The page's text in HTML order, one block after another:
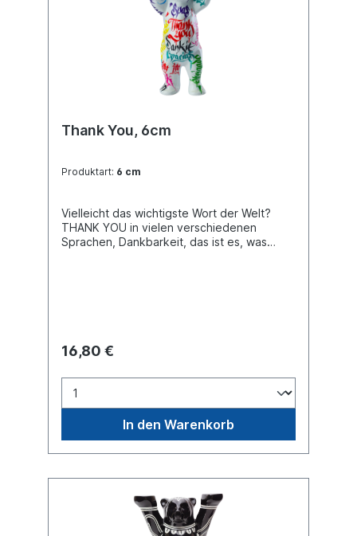
Thank You, 6cm
Produktart: 6 cm
Vielleicht das wichtigste Wort der Welt?
THANK YOU in vielen verschiedenen
Sprachen, Dankbarkeit, das ist es, was
16,80 €
In den Warenkorb